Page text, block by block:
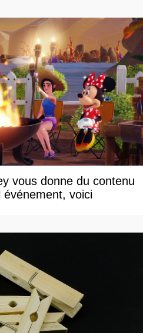
vous donne du contenu
voici